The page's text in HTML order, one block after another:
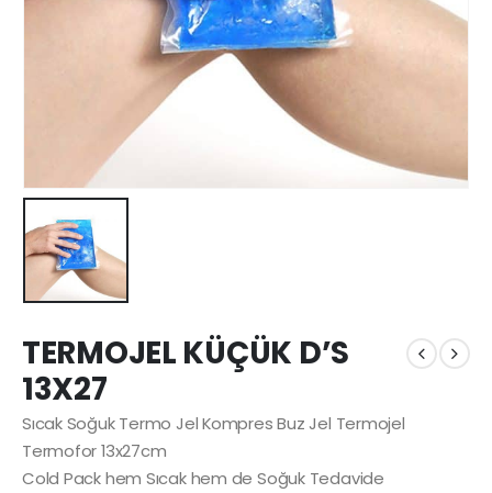
TERMOJEL KÜÇÜK D’S
13X27
Sıcak Soğuk Termo Jel Kompres Buz Jel Termojel
Termofor 13x27cm
Cold Pack hem Sıcak hem de Soğuk Tedavide